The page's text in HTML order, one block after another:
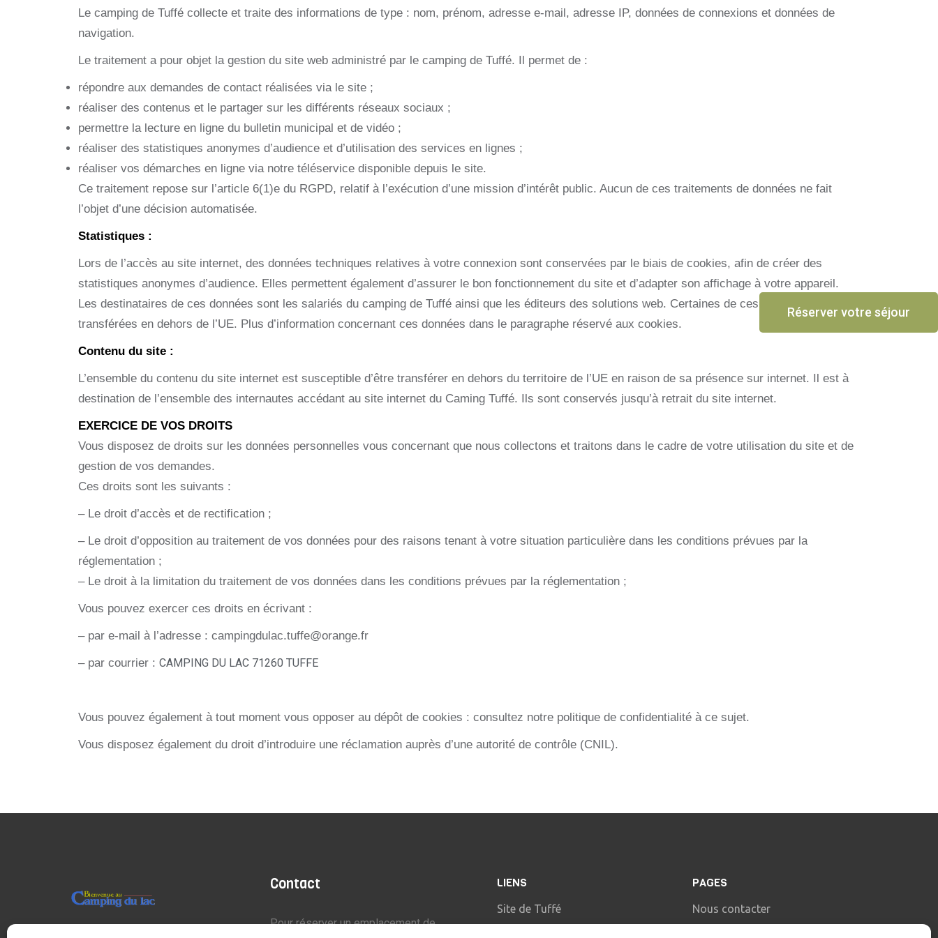
Le camping de Tuffé collecte et traite des informations de type : nom, prénom, adresse e-mail, adresse IP, données de connexions et données de
navigation.
Le traitement a pour objet la gestion du site web administré par le camping de Tuffé. Il permet de :
répondre aux demandes de contact réalisées via le site ;
réaliser des contenus et le partager sur les différents réseaux sociaux ;
permettre la lecture en ligne du bulletin municipal et de vidéo ;
réaliser des statistiques anonymes d’audience et d’utilisation des services en lignes ;
réaliser vos démarches en ligne via notre téléservice disponible depuis le site.
Ce traitement repose sur l’article 6(1)e du RGPD, relatif à l’exécution d’une mission d’intérêt public. Aucun de ces traitements de données ne fait
l’objet d’une décision automatisée.
Statistiques :
Lors de l’accès au site internet, des données techniques relatives à votre connexion sont conservées par le biais de cookies, afin de créer des
statistiques anonymes d’audience. Elles permettent également d’assurer le bon fonctionnement du site et d’adapter son affichage à votre appareil.
Les destinataires de ces données sont les salariés du camping de Tuffé ainsi que les éditeurs des solutions web. Certaines de ces données sont
transférées en dehors de l’UE. Plus d’information concernant ces données dans le paragraphe réservé aux cookies.
Contenu du site :
L’ensemble du contenu du site internet est susceptible d’être transférer en dehors du territoire de l’UE en raison de sa présence sur internet. Il est à
destination de l’ensemble des internautes accédant au site internet du Caming Tuffé. Ils sont conservés jusqu’à retrait du site internet.
EXERCICE DE VOS DROITS
Vous disposez de droits sur les données personnelles vous concernant que nous collectons et traitons dans le cadre de votre utilisation du site et de
gestion de vos demandes.
Ces droits sont les suivants :
– Le droit d’accès et de rectification ;
– Le droit d’opposition au traitement de vos données pour des raisons tenant à votre situation particulière dans les conditions prévues par la
réglementation ;
– Le droit à la limitation du traitement de vos données dans les conditions prévues par la réglementation ;
Vous pouvez exercer ces droits en écrivant :
– par e-mail à l’adresse : campingdulac.tuffe@orange.fr
– par courrier : CAMPING DU LAC 71260 TUFFE
Vous pouvez également à tout moment vous opposer au dépôt de cookies : consultez notre politique de confidentialité à ce sujet.
Vous disposez également du droit d’introduire une réclamation auprès d’une autorité de contrôle (CNIL).
Réserver votre séjour
Contact
Pour réserver un emplacement de
LIENS
Site de Tuffé
PAGES
Nous contacter